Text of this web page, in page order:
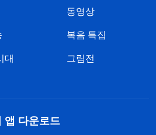
동영상
복음 특집
대 그림전
앱 다운로드